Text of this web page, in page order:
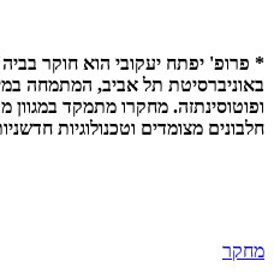
* פרופ' יפתח יעקובי הוא חוקר
באוניברסיטת תל אביב, המתמחה
ופוטוסינתזה. מחקרו מתמקד במגוון
חלבונים מצומדים וטכנולוגיות
מחקר